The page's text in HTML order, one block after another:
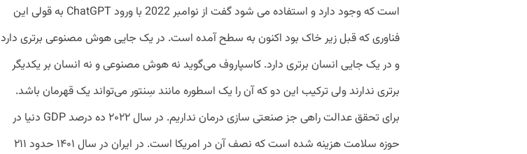
است که وجود دارد و استفاده می شود گفت از نوامبر 2022 با ورود ChatGPT به قولی این
فناوری که قبل زیر خاک بود اکنون به سطح آمده است. در یک جایی هوش مصنوعی برتری دارد
و در یک جایی انسان برتری دارد. کاسپاروف می‌گوید نه هوش مصنوعی و نه انسان بر یکدیگر
برتری ندارند ولی ترکیب این دو که آن را یک اسطوره مانند سِنتور می‌تواند یک قهرمان باشد.
برای تحقق عدالت راهی جز صنعتی سازی درمان نداریم. در سال ۲۰۲۲ ده درصد GDP‌ دنیا در
حوزه سلامت هزینه شده‌ است که نصف آن در امریکا است. در ایران در سال ۱۴۰۱ حدود ۲۱۱